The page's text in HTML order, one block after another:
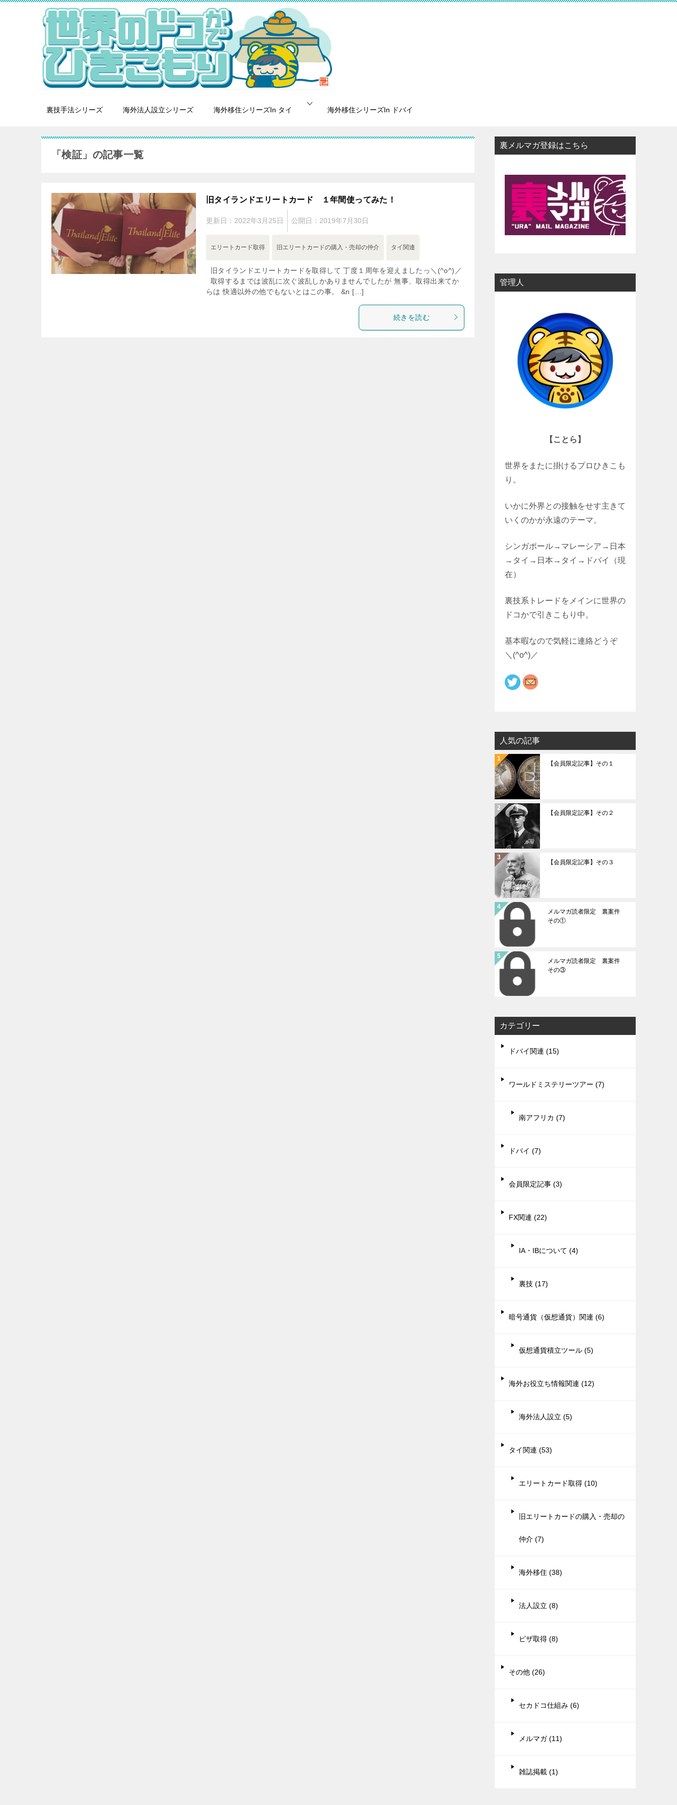
裏技手法シリーズ 海外法人設立シリーズ 海外移住シリーズIn タイ 海外移住シリーズIn ドバイ
「検証」の記事一覧
旧タイランドエリートカード １年間使ってみた！
更新日： 2022年3月25日 公開日： 2019年7月30日
エリートカード取得 旧エリートカードの購入・売却の仲介 タイ関連
旧タイランドエリートカードを取得して 丁度１周年を迎えましたっ＼(^o^)／
取得するまでは波乱に次ぐ波乱しかありませんでしたが 無事、取得出来てか
らは 快適以外の他でもないとはこの事。 &n […]
続きを読む
裏メルマガ登録はこちら
管理人
【ことら】
世界をまたに掛けるプロひきこも
り。
いかに外界との接触をせす主きて
いくのかが永遠のテーマ。
シンガポール→マレーシア→日本
→タイ→日本→タイ→ドバイ（現
在）
裏技系トレードをメインに世界の
ドコかで引きこもり中。
基本暇なので気軽に連絡どうぞ
＼(^o^)／
人気の記事
【会員限定記事】その１
【会員限定記事】その２
【会員限定記事】その３
メルマガ読者限定 裏案件
その①
メルマガ読者限定 裏案件
その③
カテゴリー
ドバイ関連 (15)
ワールドミステリーツアー (7)
南アフリカ (7)
ドバイ (7)
会員限定記事 (3)
FX関連 (22)
IA・IBについて (4)
裏技 (17)
暗号通貨（仮想通貨）関連 (6)
仮想通貨積立ツール (5)
海外お役立ち情報関連 (12)
海外法人設立 (5)
タイ関連 (53)
エリートカード取得 (10)
旧エリートカードの購入・売却の
仲介 (7)
海外移住 (38)
法人設立 (8)
ビザ取得 (8)
その他 (26)
セカドコ仕組み (6)
メルマガ (11)
雑誌掲載 (1)